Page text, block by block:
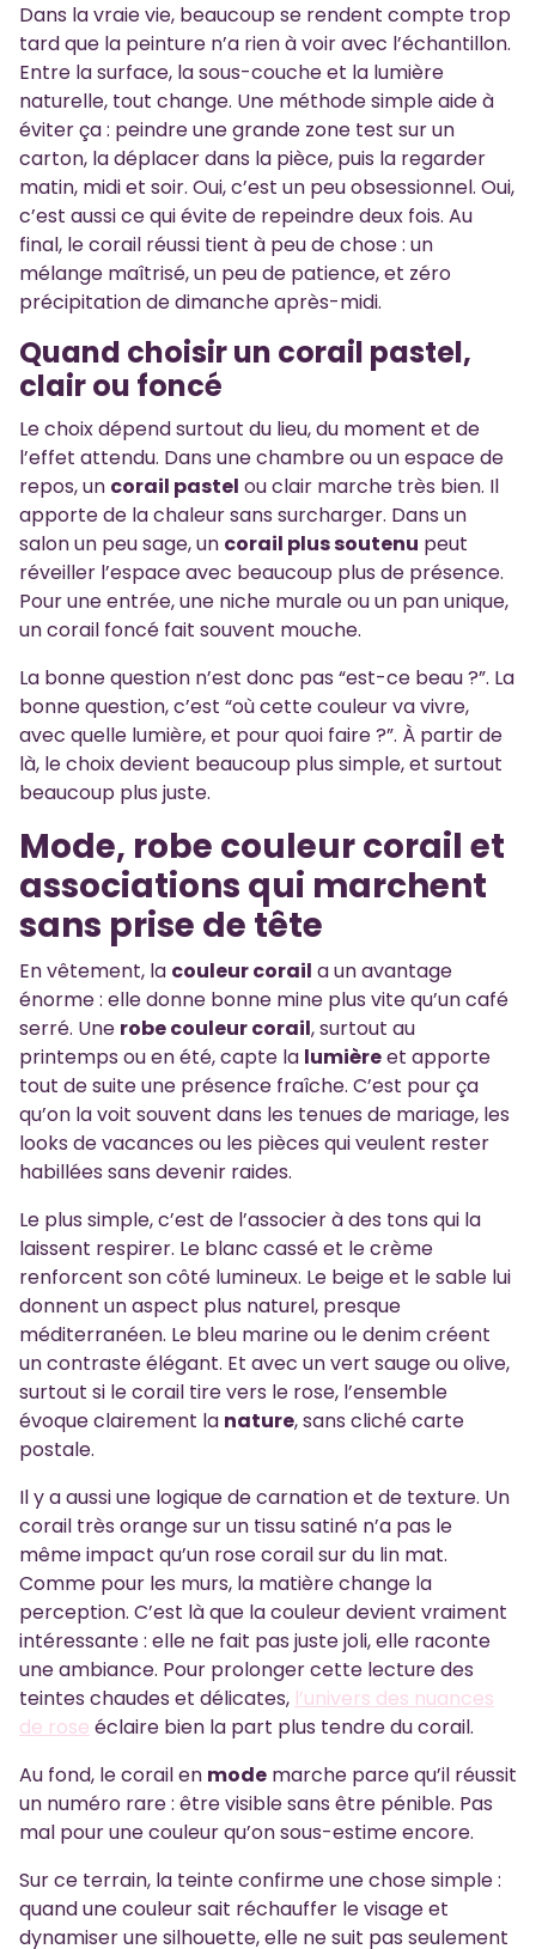
Dans la vraie vie, beaucoup se rendent compte trop
tard que la peinture n’a rien à voir avec l’échantillon.
Entre la surface, la sous-couche et la lumière
naturelle, tout change. Une méthode simple aide à
éviter ça : peindre une grande zone test sur un
carton, la déplacer dans la pièce, puis la regarder
matin, midi et soir. Oui, c’est un peu obsessionnel. Oui,
c’est aussi ce qui évite de repeindre deux fois. Au
final, le corail réussi tient à peu de chose : un
mélange maîtrisé, un peu de patience, et zéro
précipitation de dimanche après-midi.
Quand choisir un corail pastel,
clair ou foncé
Le choix dépend surtout du lieu, du moment et de
l’effet attendu. Dans une chambre ou un espace de
repos, un corail pastel ou clair marche très bien. Il
apporte de la chaleur sans surcharger. Dans un
salon un peu sage, un corail plus soutenu peut
réveiller l’espace avec beaucoup plus de présence.
Pour une entrée, une niche murale ou un pan unique,
un corail foncé fait souvent mouche.
La bonne question n’est donc pas “est-ce beau ?”. La
bonne question, c’est “où cette couleur va vivre,
avec quelle lumière, et pour quoi faire ?”. À partir de
là, le choix devient beaucoup plus simple, et surtout
beaucoup plus juste.
Mode, robe couleur corail et
associations qui marchent
sans prise de tête
En vêtement, la couleur corail a un avantage
énorme : elle donne bonne mine plus vite qu’un café
serré. Une robe couleur corail, surtout au
printemps ou en été, capte la lumièreet apporte
tout de suite une présence fraîche. C’est pour ça
qu’on la voit souvent dans les tenues de mariage, les
looks de vacances ou les pièces qui veulent rester
habillées sans devenir raides.
Le plus simple, c’est de l’associer à des tons qui la
laissent respirer. Le blanc cassé et le crème
renforcent son côté lumineux. Le beige et le sable lui
donnent un aspect plus naturel, presque
méditerranéen. Le bleu marine ou le denim créent
un contraste élégant. Et avec un vert sauge ou olive,
surtout si le corail tire vers le rose, l’ensemble
évoque clairement la nature, sans cliché carte
postale.
Il y a aussi une logique de carnation et de texture. Un
corail très orange sur un tissu satiné n’a pas le
même impact qu’un rose corail sur du lin mat.
Comme pour les murs, la matière change la
perception. C’est là que la couleur devient vraiment
intéressante : elle ne fait pas juste joli, elle raconte
une ambiance. Pour prolonger cette lecture des
teintes chaudes et délicates, l’univers des nuances
de rose éclaire bien la part plus tendre du corail.
Au fond, le corail en mode marche parce qu’il réussit
un numéro rare : être visible sans être pénible. Pas
mal pour une couleur qu’on sous-estime encore.
Sur ce terrain, la teinte confirme une chose simple :
quand une couleur sait réchauffer le visage et
dynamiser une silhouette, elle ne suit pas seulement